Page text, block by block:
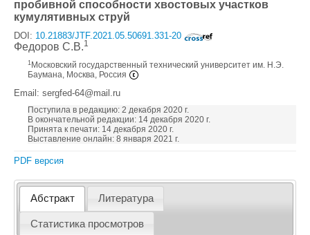
пробивной способности хвостовых участков
кумулятивных струй
DOI: 10.21883/JTF.2021.05.50691.331-20
Федоров С.В.1
1 Московский государственный технический университет им. Н.Э.
Баумана, Москва, Россия
Email: sergfed-64@mail.ru
Поступила в редакцию: 2 декабря 2020 г.
В окончательной редакции: 14 декабря 2020 г.
Принята к печати: 14 декабря 2020 г.
Выставление онлайн: 8 января 2021 г.
PDF версия
Абстракт Литература
Статистика просмотров